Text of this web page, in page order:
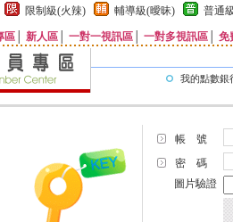
限制級(火辣) 輔導級(曖昧) 普通
區 新人區 一對一視訊區 一對多視訊區 免
我的點數銀
帳 號
密 碼
圖片驗證